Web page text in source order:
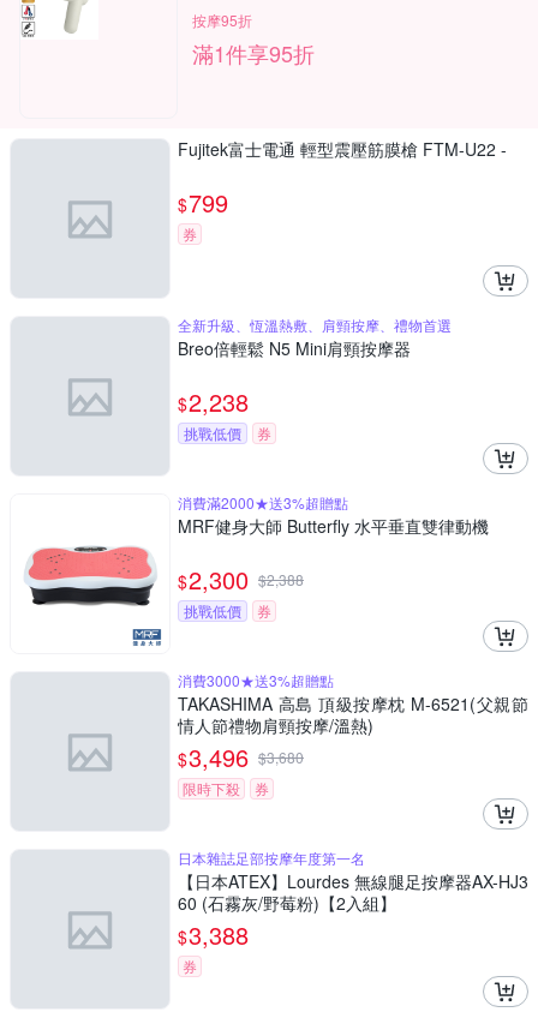
按摩95折
滿1件享95折
Fujitek富士電通 輕型震壓筋膜槍 FTM-U22 -
$799
券
全新升級、恆溫熱敷、肩頸按摩、禮物首選
Breo倍輕鬆 N5 Mini肩頸按摩器
$2,238
挑戰低價 券
消費滿2000★送3%超贈點
MRF健身大師 Butterfly ⽔平垂直雙律動機
$2,300 $2,388
挑戰低價
券
消費3000★送3%超贈點
TAKASHIMA 高島 頂級按摩枕 M-6521(父親節
情人節禮物肩頸按摩/溫熱)
$3,496 $3,680
限時下殺
券
日本雜誌足部按摩年度第一名
【日本ATEX】Lourdes 無線腿足按摩器AX-HJ3
60 (石霧灰/野莓粉)【2入組】
$3,388
券